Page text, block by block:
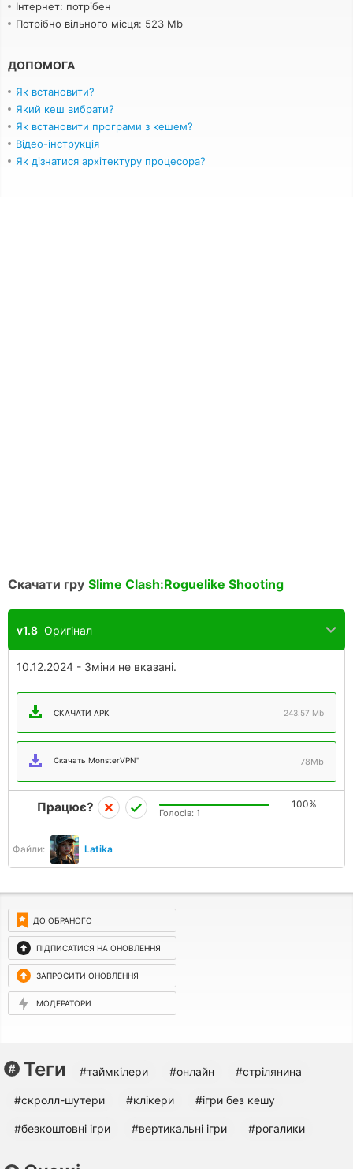
Інтернет: потрібен
Потрібно вільного місця: 523 Mb
ДОПОМОГА
Як встановити?
Який кеш вибрати?
Як встановити програми з кешем?
Відео-інструкція
Як дізнатися архітектуру процесора?
Скачати гру Slime Clash:Roguelike Shooting
v1.8 Оригінал
10.12.2024 - Зміни не вказані.
СКАЧАТИ APK 243.57 Mb
Скачать MonsterVPN" 78Mb
Файли: Latika
Працює? 100%
Голосів: 1
ДО ОБРАНОГО
ПІДПИСАТИСЯ НА ОНОВЛЕННЯ
ЗАПРОСИТИ ОНОВЛЕННЯ
МОДЕРАТОРИ
Теги #таймкілери #онлайн #стрілянина
#скролл-шутери #клікери #ігри без кешу
#безкоштовні ігри #вертикальні ігри #рогалики